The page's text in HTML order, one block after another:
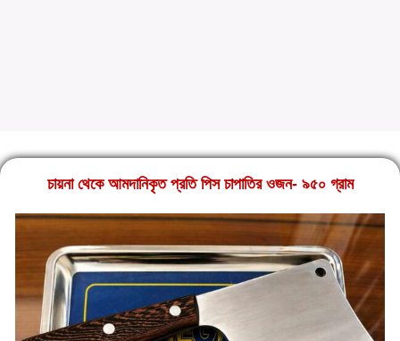
চায়না থেকে আমদানিকৃত প্রতি পিস চাপাতির ওজন- ৯৫০ গ্রাম